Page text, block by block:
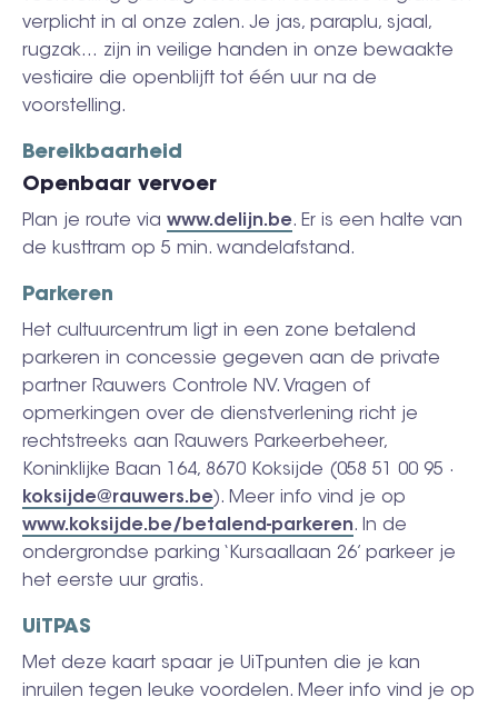
verplicht in al onze zalen. Je jas, paraplu, sjaal,
rugzak… zijn in veilige handen in onze bewaakte
vestiaire die openblijft tot één uur na de
voorstelling.
Bereikbaarheid
Openbaar vervoer
Plan je route via www.delijn.be. Er is een halte van
de kusttram op 5 min. wandelafstand.
Parkeren
Het cultuurcentrum ligt in een zone betalend
parkeren in concessie gegeven aan de private
partner Rauwers Controle NV. Vragen of
opmerkingen over de dienstverlening richt je
rechtstreeks aan Rauwers Parkeerbeheer,
Koninklijke Baan 164, 8670 Koksijde (058 51 00 95 ·
koksijde@rauwers.be). Meer info vind je op
www.koksijde.be/betalend-parkeren. In de
ondergrondse parking ‘Kursaallaan 26’ parkeer je
het eerste uur gratis.
UiTPAS
Met deze kaart spaar je UiTpunten die je kan
inruilen tegen leuke voordelen. Meer info vind je op